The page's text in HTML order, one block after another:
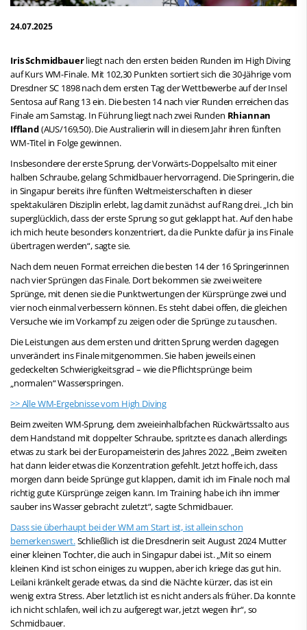
24.07.2025
Iris Schmidbauerliegt nach den ersten beiden Runden im High Diving
auf Kurs WM-Finale. Mit 102,30 Punkten sortiert sich die 30-Jährige vom
Dresdner SC 1898 nach dem ersten Tag der Wettbewerbe auf der Insel
Sentosa auf Rang 13 ein. Die besten 14 nach vier Runden erreichen das
Finale am Samstag. In Führung liegt nach zwei Runden Rhiannan
Iffland(AUS/169,50). Die Australierin will in diesem Jahr ihren fünften
WM-Titel in Folge gewinnen.
Insbesondere der erste Sprung, der Vorwärts-Doppelsalto mit einer
halben Schraube, gelang Schmidbauer hervorragend. Die Springerin, die
in Singapur bereits ihre fünften Weltmeisterschaften in dieser
spektakulären Disziplin erlebt, lag damit zunächst auf Rang drei. „Ich bin
superglücklich, dass der erste Sprung so gut geklappt hat. Auf den habe
ich mich heute besonders konzentriert, da die Punkte dafür ja ins Finale
übertragen werden“, sagte sie.
Nach dem neuen Format erreichen die besten 14 der 16 Springerinnen
nach vier Sprüngen das Finale. Dort bekommen sie zwei weitere
Sprünge, mit denen sie die Punktwertungen der Kürsprünge zwei und
vier noch einmal verbessern können. Es steht dabei offen, die gleichen
Versuche wie im Vorkampf zu zeigen oder die Sprünge zu tauschen.
Die Leistungen aus dem ersten und dritten Sprung werden dagegen
unverändert ins Finale mitgenommen. Sie haben jeweils einen
gedeckelten Schwierigkeitsgrad – wie die Pflichtsprünge beim
„normalen“ Wasserspringen.
>> Alle WM-Ergebnisse vom High Diving
Beim zweiten WM-Sprung, dem zweieinhalbfachen Rückwärtssalto aus
dem Handstand mit doppelter Schraube, spritzte es danach allerdings
etwas zu stark bei der Europameisterin des Jahres 2022. „Beim zweiten
hat dann leider etwas die Konzentration gefehlt. Jetzt hoffe ich, dass
morgen dann beide Sprünge gut klappen, damit ich im Finale noch mal
richtig gute Kürsprünge zeigen kann. Im Training habe ich ihn immer
sauber ins Wasser gebracht zuletzt“, sagte Schmidbauer.
Dass sie überhaupt bei der WM am Start ist, ist allein schon
bemerkenswert.Schließlich ist die Dresdnerin seitAugust 2024 Mutter
einer kleinen Tochter, die auch in Singapur dabei ist. „Mit so einem
kleinen Kind ist schon einiges zu wuppen, aber ich kriege das gut hin.
Leilani kränkelt gerade etwas, da sind die Nächte kürzer, das ist ein
wenig extra Stress. Aber letztlich ist es nicht anders als früher. Da konnte
ich nicht schlafen, weil ich zu aufgeregt war, jetzt wegen ihr“, so
Schmidbauer.